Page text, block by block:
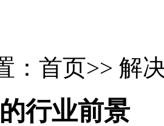
：首页>> 解
行业前景